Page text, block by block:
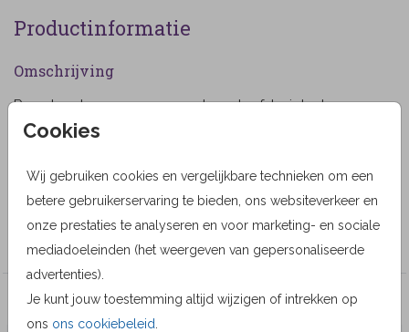
Cookies
Wij gebruiken cookies en vergelijkbare technieken om een
betere gebruikerservaring te bieden, ons websiteverkeer en
onze prestaties te analyseren en voor marketing- en sociale
mediadoeleinden (het weergeven van gepersonaliseerde
advertenties).
Je kunt jouw toestemming altijd wijzigen of intrekken op
ons ons cookiebeleid
Productinformatie
Omschrijving
Rouwkaart voor een man met een herfst winter bos en
ruimte voor het plaatsen van een eigen foto.
Alma Langerak
Collectie
Veel gekozen producten